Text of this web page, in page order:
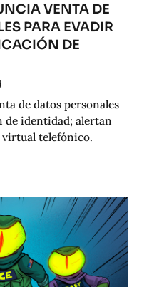
VENTA DE
PARA EVADIR
DE
de datos personales
de identidad; alertan
telefónico.